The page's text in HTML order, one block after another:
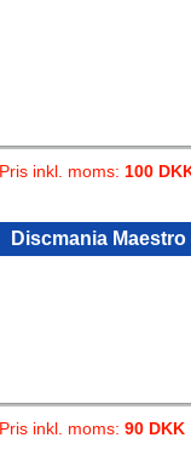
Pris inkl. moms: 100
Discmania Maestro
Pris inkl. moms: 90 DKK